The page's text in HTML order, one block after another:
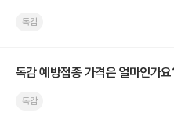
독감
독감 예방접종 가격은 얼마인가
독감